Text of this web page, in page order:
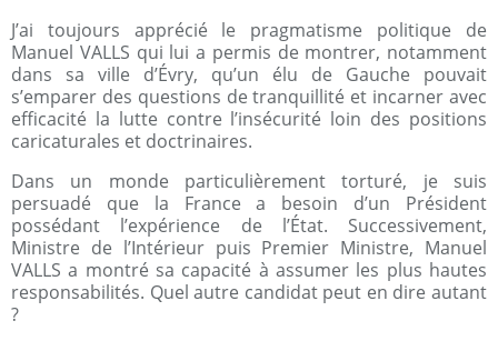
J’ai toujours apprécié le pragmatisme politique de
Manuel VALLS qui lui a permis de montrer, notamment
dans sa ville d’Évry, qu’un élu de Gauche pouvait
s’emparer des questions de tranquillité et incarner avec
efficacité la lutte contre l’insécurité loin des positions
caricaturales et doctrinaires.
Dans un monde particulièrement torturé, je suis
persuadé que la France a besoin d’un Président
possédant l’expérience de l’État. Successivement,
Ministre de l’Intérieur puis Premier Ministre, Manuel
VALLS a montré sa capacité à assumer les plus hautes
responsabilités. Quel autre candidat peut en dire autant
?